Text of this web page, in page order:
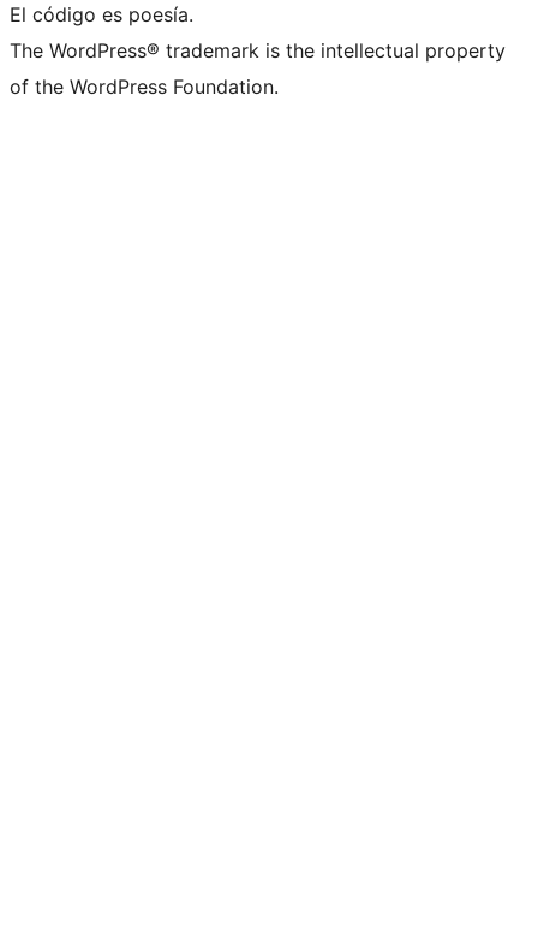
El código es poesía.
The WordPress® trademark is the intellectual property
of the WordPress Foundation.